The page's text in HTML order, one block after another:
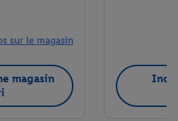
sur le magasin
magasin